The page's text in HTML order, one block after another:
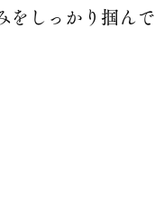
をしっかり掴んで